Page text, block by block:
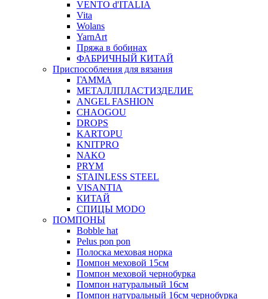
VENTO d'ITALIA
Vita
Wolans
YarnArt
Пряжа в бобинах
ФАБРИЧНЫЙ КИТАЙ
Приспособления для вязания
ГАММА
МЕТАЛЛПЛАСТИЗДЕЛИЕ
ANGEL FASHION
CHAOGOU
DROPS
KARTOPU
KNITPRO
NAKO
PRYM
STAINLESS STEEL
VISANTIA
КИТАЙ
СПИЦЫ MODO
ПОМПОНЫ
Bobble hat
Pelus pon pon
Полоска меховая норка
Помпон меховой 15см
Помпон меховой чернобурка
Помпон натуральный 16см
Помпон натуральный 16см чернобурка